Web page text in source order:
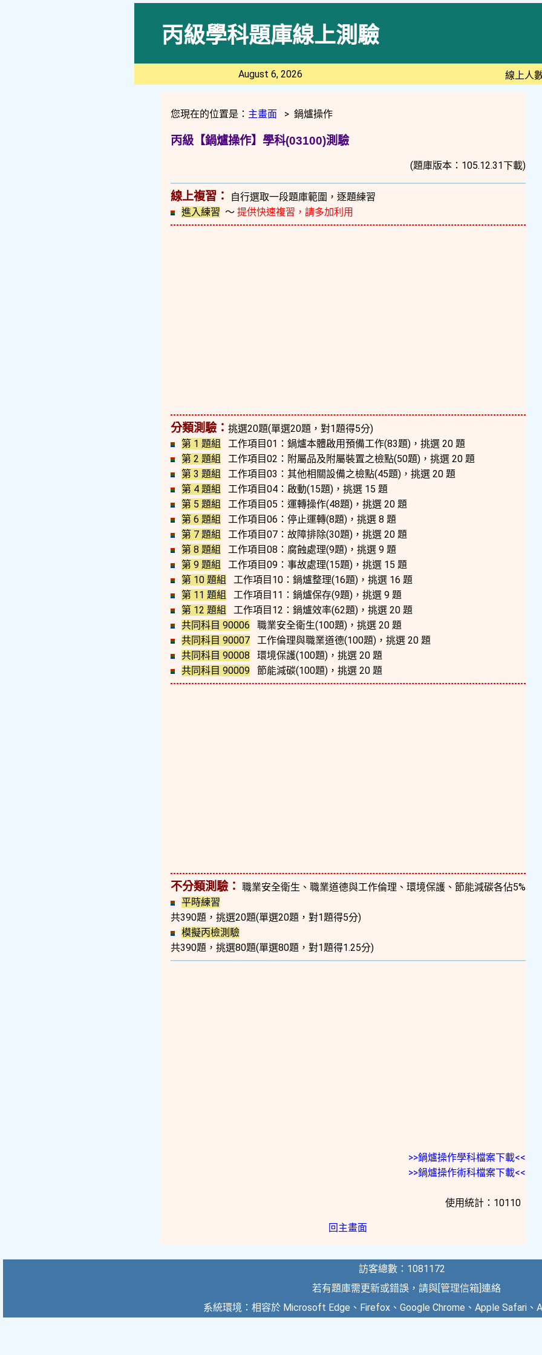
丙級學科題庫線上測驗
August 6, 2026 線上人
您現在的位置是： 主畫面> 鍋爐操作
丙級【鍋爐操作】學科(03100)測驗
(題庫版本：105.12.31下載)
線上複習：
自行選取一段題庫範圍，逐題練習
進入練習 ～ 提供快速複習，請多加利用
分類測驗： 挑選20題(單選20題，對1題得5分)
第 1 題組
工作項目01：鍋爐本體啟用預備工作(83題)，挑選 20 題
第 2 題組
工作項目02：附屬品及附屬裝置之檢點(50題)，挑選 20 題
第 3 題組
工作項目03：其他相關設備之檢點(45題)，挑選 20 題
第 4 題組
工作項目04：啟動(15題)，挑選 15 題
第 5 題組
工作項目05：運轉操作(48題)，挑選 20 題
第 6 題組
工作項目06：停止運轉(8題)，挑選 8 題
第 7 題組
工作項目07：故障排除(30題)，挑選 20 題
第 8 題組
工作項目08：腐蝕處理(9題)，挑選 9 題
第 9 題組
工作項目09：事故處理(15題)，挑選 15 題
第 10 題組
工作項目10：鍋爐整理(16題)，挑選 16 題
第 11 題組
工作項目11：鍋爐保存(9題)，挑選 9 題
第 12 題組
工作項目12：鍋爐效率(62題)，挑選 20 題
共同科目 90006
職業安全衛生(100題)，挑選 20 題
共同科目 90007
工作倫理與職業道德(100題)，挑選 20 題
共同科目 90008
環境保護(100題)，挑選 20 題
共同科目 90009
節能減碳(100題)，挑選 20 題
不分類測驗： 職業安全衛生、職業道德與工作倫理、環境保護、節能減碳各佔5%
平時練習
共390題，挑選20題(單選20題，對1題得5分)
模擬丙檢測驗
共390題，挑選80題(單選80題，對1題得1.25分)
>>鍋爐操作學科檔案下載<<
>>鍋爐操作術科檔案下載<<
使用統計：10110
回主畫面
訪客總數：1081172
若有題庫需更新或錯誤，請與[管理信箱]連絡
系統環境：相容於 Microsoft Edge、Firefox、Google Chrome、Apple Safari、